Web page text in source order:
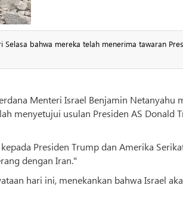
bahwa mereka telah menerima tawaran
Menteri Israel Benjamin Netanyahu
menyetujui usulan Presiden AS Donald
Presiden Trump dan Amerika
dengan Iran."
hari ini, menekankan bahwa Israel